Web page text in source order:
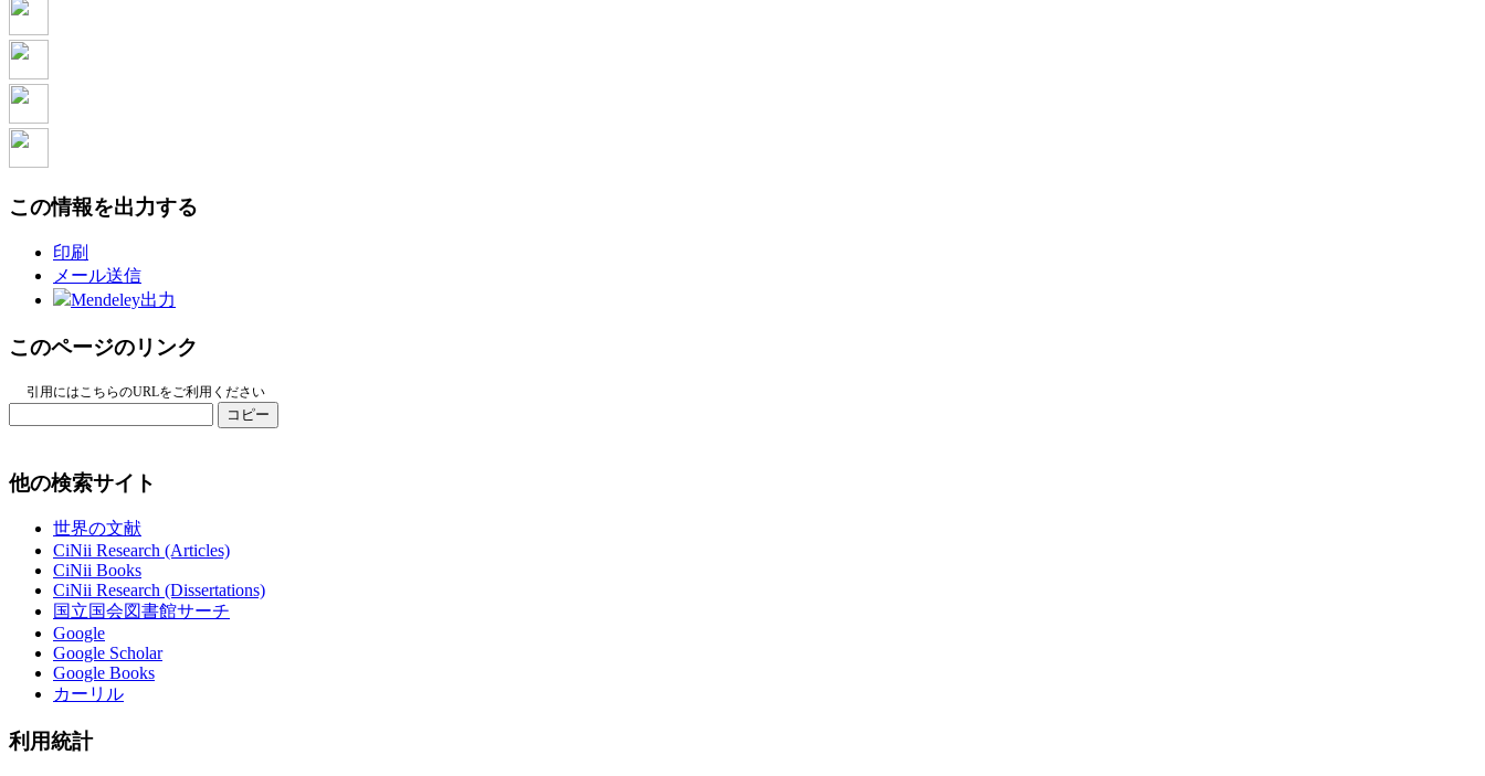
この情報を出力する
印刷
メール送信
Mendeley出力
このページのリンク
引用にはこちらのURLをご利用ください
コピー
他の検索サイト
世界の文献
CiNii Research (Articles)
CiNii Books
CiNii Research (Dissertations)
国立国会図書館サーチ
Google
Google Scholar
Google Books
カーリル
利用統計